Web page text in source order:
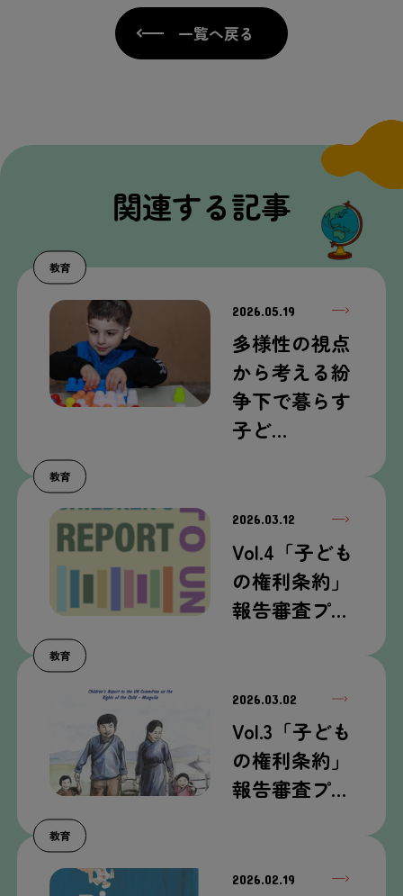
一覧へ戻る
関連する記事
教育
2026.05.19
多様性の視点
から考える紛
争下で暮らす
子ど…
教育
2026.03.12
Vol.4「子ども
の権利条約」
報告審査プ…
教育
2026.03.02
Vol.3「子ども
の権利条約」
報告審査プ…
教育
2026.02.19